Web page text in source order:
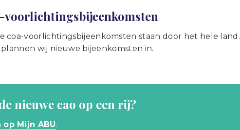
voorlichtingsbijeenkomsten
coa-voorlichtingsbijeenkomsten staan door het hele land.
wij nieuwe bijeenkomsten in.
nieuwe cao op een rij?
Mijn ABU.